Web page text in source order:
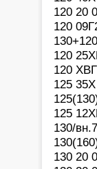
120 20
120
120
120
125
125
130/
130 20